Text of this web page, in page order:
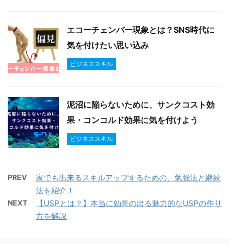
エコーチェンバー現象とは？SNS時代に
気を付けたい思い込み
ビジネススキル
泥沼に陥らないために、サンクコスト効
果・コンコルド効果に気を付けよう
ビジネススキル
PREV
家でも出来るスキルアップするための、勉強法と継続
法を紹介！
NEXT
【USPとは？】本当に効果の出る魅力的なUSPの作り
方を解説